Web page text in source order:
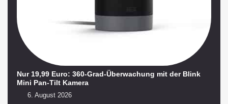
Nur 19,99 Euro: 360-Grad-Überwachung mit der Blink
Mini Pan-Tilt Kamera
6. August 2026